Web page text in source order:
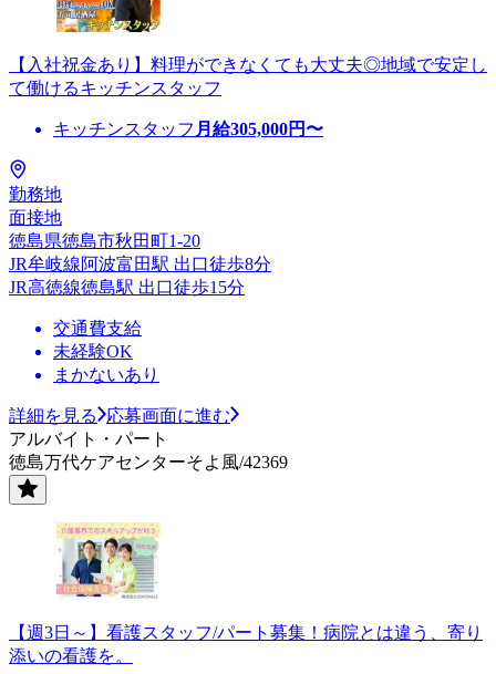
【入社祝金あり】料理ができなくても大丈夫◎地域で安定し
て働けるキッチンスタッフ
キッチンスタッフ 月給305,000円〜
勤務地
面接地
徳島県徳島市秋田町1-20
JR牟岐線阿波富田駅 出口徒歩8分
JR高徳線徳島駅 出口徒歩15分
交通費支給
未経験OK
まかないあり
詳細を見る
応募画面に進む
アルバイト・パート
徳島万代ケアセンターそよ風/42369
【週3日～】看護スタッフ/パート募集！病院とは違う、寄り
添いの看護を。